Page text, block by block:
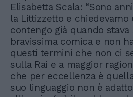
Elisabetta Scala: “Sono
la Littizzetto e chiedevamo
contengo già quando stava
bravissima comica e non
questi termini che non ci
sulla Rai e a maggior
che per eccellenza è
suo linguaggio non è